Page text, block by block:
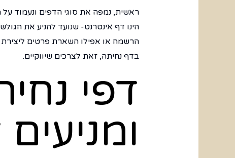
ראשית, נמפה את סוגי הדפים ונעמוד
הינו דף אינטרנט- שנועד להניע את
הרשמה או אפילו השארת פרטים ליצירת
בדף נחיתה, זאת לצרכים שיווקיים.
דפי